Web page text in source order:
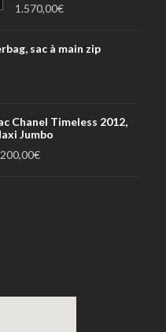
1.570,00€
sac à main zip
Chanel Timeless 2012,
Jumbo
€